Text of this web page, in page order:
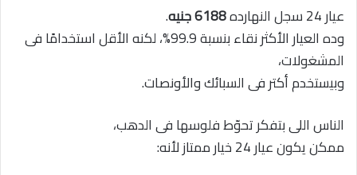
عيار 24 سجل النهارده 6188 جنيه
.
وده العيار الأكثر نقاء بنسبة 99.9%، لكنه الأقل استخدامًا فى
المشغولات،
وبيستخدم أكتر فى السبائك والأونصات.
الناس اللى بتفكر تحوّط فلوسها فى الدهب،
ممكن يكون عيار 24 خيار ممتاز لأنه: